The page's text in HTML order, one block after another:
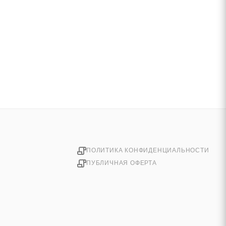
ПОЛИТИКА КОНФИДЕНЦИАЛЬНОСТИ
ПУБЛИЧНАЯ ОФЕРТА